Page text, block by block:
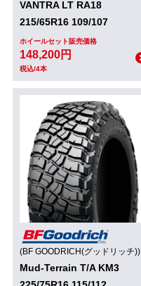
VANTRA LT RA18
215/65R16 109/107
ホイールセット販売価格
148,200円
税込/4本
(BF GOODRICH(グッドリッチ))
Mud-Terrain T/A KM3